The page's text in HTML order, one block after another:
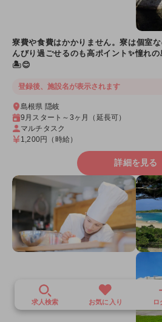
求人検索 お気に入り ロ
寮費や食費はかかりません。寮は個室
んびり過ごせるのも高ポイント✨憧れ
🏝😊
登録後、施設名が表示されます
島根県 隠岐
9月スタート～3ヶ月（延長可）
マルチタスク
1,200円
（時給）
詳細を見る